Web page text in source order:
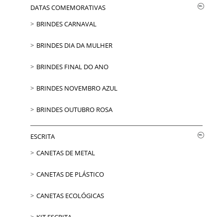
DATAS COMEMORATIVAS
BRINDES CARNAVAL
BRINDES DIA DA MULHER
BRINDES FINAL DO ANO
BRINDES NOVEMBRO AZUL
BRINDES OUTUBRO ROSA
ESCRITA
CANETAS DE METAL
CANETAS DE PLÁSTICO
CANETAS ECOLÓGICAS